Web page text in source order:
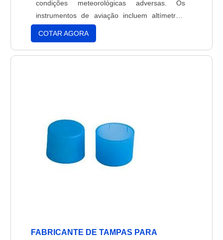
condições meteorológicas adversas. Os
instrumentos de aviação incluem altímetros,
variômetros, compasso magnético, indicadores
de direção, indicadores de velocidade,
indicadores de altitude, indicadores de
aeronave.
COTAR AGORA
FABRICANTE DE TAMPAS PARA